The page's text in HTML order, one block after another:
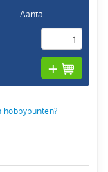
Aantal
hobbypunten?